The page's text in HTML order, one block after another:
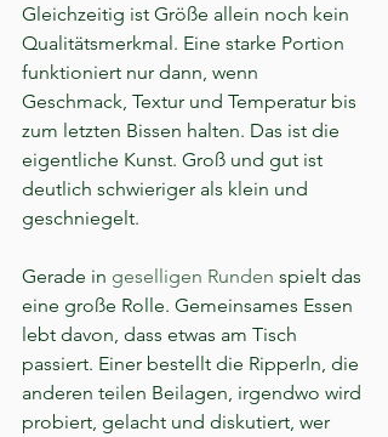
Gleichzeitig ist Größe allein noch kein
Qualitätsmerkmal. Eine starke Portion
funktioniert nur dann, wenn
Geschmack, Textur und Temperatur bis
zum letzten Bissen halten. Das ist die
eigentliche Kunst. Groß und gut ist
deutlich schwieriger als klein und
geschniegelt.
Gerade in geselligen Runden spielt das
eine große Rolle. Gemeinsames Essen
lebt davon, dass etwas am Tisch
passiert. Einer bestellt die Ripperln, die
anderen teilen Beilagen, irgendwo wird
probiert, gelacht und diskutiert, wer